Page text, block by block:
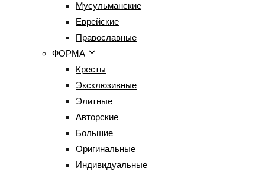
Мусульманские
Еврейские
Православные
ФОРМА
Кресты
Эксклюзивные
Элитные
Авторские
Большие
Оригинальные
Индивидуальные